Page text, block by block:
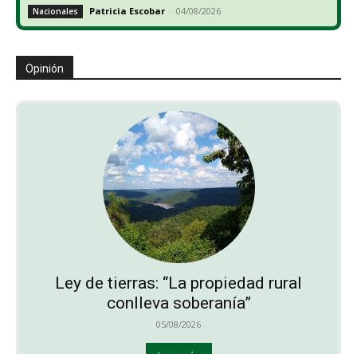
Nacionales Patricia Escobar - 04/08/2026
Opinión
Ley de tierras: “La propiedad rural
conlleva soberanía”
05/08/2026